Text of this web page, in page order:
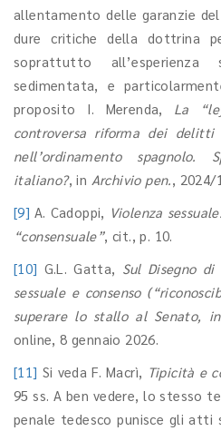
allentamento delle garanzie
dure critiche della dottrina
soprattutto all’esperienza
sedimentata, e
proposito I. Merenda, La
controversa riforma dei
nell’ordinamento
italiano?, in Archivio pen., 2024/
[9] A. Cadoppi, Violenza
“consensuale”, cit., p. 10.
[10] G.L. Gatta, Sul Disegno
sessuale e consenso
superare lo stallo al Senato,
online, 8 gennaio 2026.
[11] Si veda F. Macrì, Tipicità e
95 ss. A ben vedere, lo stesso
penale tedesco punisce gli atti